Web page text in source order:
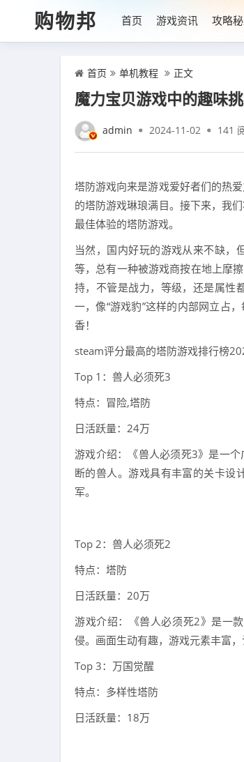
购物邦 首页 游戏资讯 攻略
首页 单机教程 正文
魔力宝贝游戏中的趣味
admin 2024-11-02 141
塔防游戏向来是游戏爱好者们的热
的塔防游戏琳琅满目。接下来，我
最佳体验的塔防游戏。
当然，国内好玩的游戏从来不缺，
等，总有一种被游戏商按在地上摩
持，不管是战力，等级，还是属性
一，像“游戏豹”这样的内部网立占
香！
steam评分最高的塔防游戏排行榜
Top 1：兽人必须死3
特点：冒险,塔防
日活跃量：24万
游戏介绍：《兽人必须死3》是一
断的兽人。游戏具有丰富的关卡设
军。
Top 2：兽人必须死2
特点：塔防
日活跃量：20万
游戏介绍：《兽人必须死2》是一
侵。画面生动有趣，游戏元素丰富
Top 3：万国觉醒
特点：多样性塔防
日活跃量：18万